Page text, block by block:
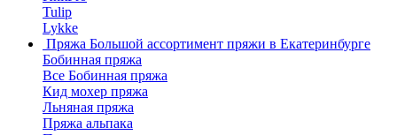
Tulip
Lykke
Пряжа Большой ассортимент пряжи в Екатеринбурге
Бобинная пряжа
Все Бобинная пряжа
Кид мохер пряжа
Льняная пряжа
Пряжа альпака